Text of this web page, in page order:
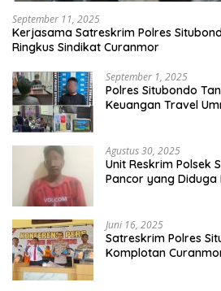
September 11, 2025
Kerjasama Satreskrim Polres
Ringkus Sindikat Curanmor
September 1, 2025
Polres Situbondo
Keuangan Travel
Agustus 30, 2025
Unit Reskrim Polsek
Pancor yang Diduga
Juni 16, 2025
Satreskrim Polres
Komplotan